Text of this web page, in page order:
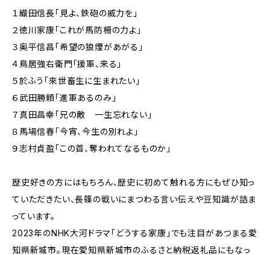
１織田信長「見よ、鉄砲の威力を」
２徳川家康「これが馬防柵の力よ」
３奥平信昌「希望の狼煙があがる」
４鳥居強右衛門「援軍、来る」
５於ふう「來世畜生に生まれたい」
６武田勝頼「進軍あるのみ」
７真田昌幸「兄の敵 一生忘れない」
８馬場信春「今宵、今生の別れよ」
９志村貞盈「この首、奪われてなるものか」
歴史好きの方にはもちろん、歴史に初めて触れる方にもぜひ知っ
ていただきたい、長篠の戦いにまつわる言い伝えや豆知識が詰ま
っています。
2023年のNHK大河ドラマ「どうする家康」でも注目があつまる愛
知県新城市。現在愛知県新城市のふるさと納税返礼品にもなっ